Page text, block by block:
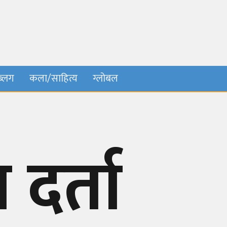
कला/साहित्य ग्लोबल